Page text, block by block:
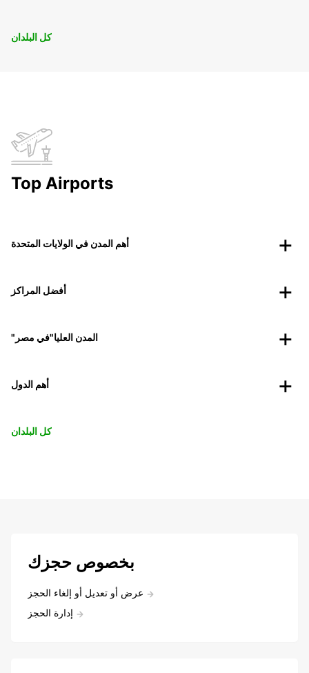
كل البلدان
Top Airports
أهم المدن في الولايات المتحدة
أفضل المراكز
"المدن العليا"في مصر
أهم الدول
كل البلدان
بخصوص حجزك
عرض أو تعديل أو إلغاء الحجز
إدارة الحجز